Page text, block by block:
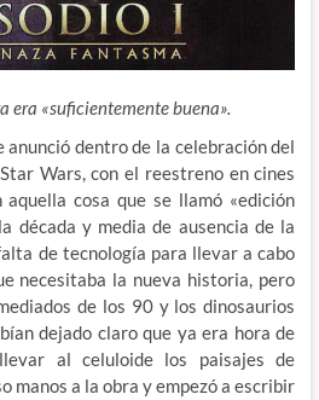
era «suficientemente buena».
anunció dentro de la celebración del
Wars, con el reestreno en cines
cosa que se llamó «edición
década y media de ausencia de la
de tecnología para llevar a cabo
necesitaba la nueva historia, pero
de los 90 y los dinosaurios
dejado claro que ya era hora de
al celuloide los paisajes de
manos a la obra y empezó a escribir